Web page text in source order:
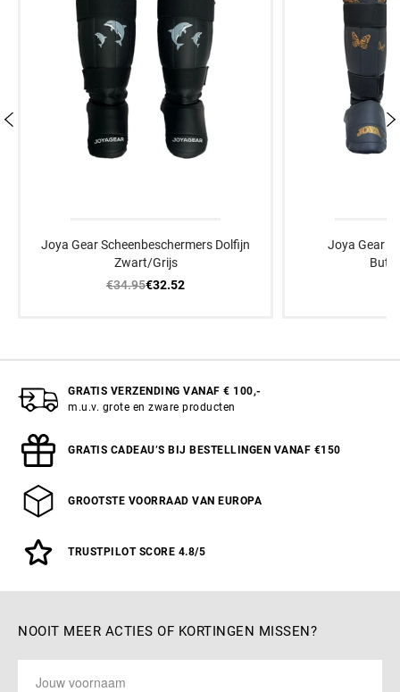
Joya Gear Scheenbeschermers Dolfijn
Zwart/Grijs
€34.95€32.52
Joya Gear
GRATIS VERZENDING VANAF € 100,-
m.u.v. grote en zware producten
GRATIS CADEAU’S BIJ BESTELLINGEN VANAF €150
GROOTSTE VOORRAAD VAN EUROPA
TRUSTPILOT SCORE 4.8/5
NOOIT MEER ACTIES OF KORTINGEN MISSEN?